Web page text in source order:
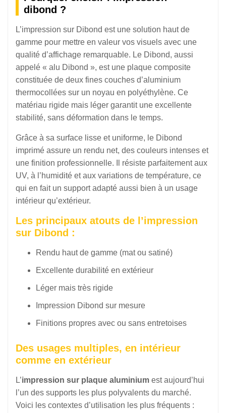
dibond ?
L’impression sur Dibond est une solution haut de
gamme pour mettre en valeur vos visuels avec une
qualité d’affichage remarquable. Le Dibond, aussi
appelé « alu Dibond », est une plaque composite
constituée de deux fines couches d’aluminium
thermocollées sur un noyau en polyéthylène. Ce
matériau rigide mais léger garantit une excellente
stabilité, sans déformation dans le temps.
Grâce à sa surface lisse et uniforme, le Dibond
imprimé assure un rendu net, des couleurs intenses et
une finition professionnelle. Il résiste parfaitement aux
UV, à l’humidité et aux variations de température, ce
qui en fait un support adapté aussi bien à un usage
intérieur qu’extérieur.
Les principaux atouts de l’impression
sur Dibond :
Rendu haut de gamme (mat ou satiné)
Excellente durabilité en extérieur
Léger mais très rigide
Impression Dibond sur mesure
Finitions propres avec ou sans entretoises
Des usages multiples, en intérieur
comme en extérieur
L’impression sur plaque aluminium est aujourd’hui
l’un des supports les plus polyvalents du marché.
Voici les contextes d’utilisation les plus fréquents :